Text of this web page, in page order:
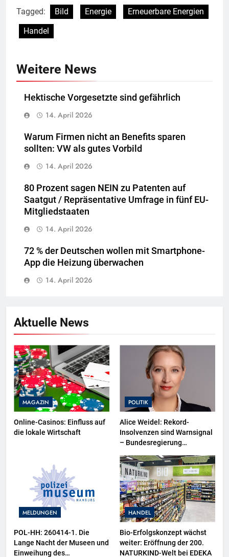
Tagged: Bild Energie
Erneuerbare Energien
Handel
Weitere News
Hektische Vorgesetzte sind gefährlich
14. April 2026
Warum Firmen nicht an Benefits sparen
sollten: VW als gutes Vorbild
14. April 2026
80 Prozent sagen NEIN zu Patenten auf
Saatgut / Repräsentative Umfrage in fünf EU-
Mitgliedstaaten
14. April 2026
72 % der Deutschen wollen mit Smartphone-
App die Heizung überwachen
14. April 2026
Aktuelle News
MAGAZIN
Online-Casinos: Einfluss auf
die lokale Wirtschaft
POLITIK
Alice Weidel: Rekord-
Insolvenzen sind Warnsignal
– Bundesregierung
Wirtschaftskrise
MELDUNGEN
POL-HH: 260414-1. Die
Lange Nacht der Museen und
Einweihung des
HANDEL
Bio-Erfolgskonzept wächst
weiter: Eröffnung der 200.
NATURKIND-Welt bei EDEKA